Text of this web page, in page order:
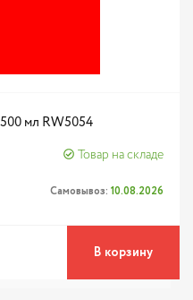
мл RW5054
Товар на складе
Самовывоз: 10.08.2026
В корзину